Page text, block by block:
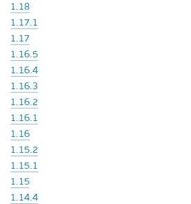
1.18
1.17.1
1.17
1.16.5
1.16.4
1.16.3
1.16.2
1.16.1
1.16
1.15.2
1.15.1
1.15
1.14.4